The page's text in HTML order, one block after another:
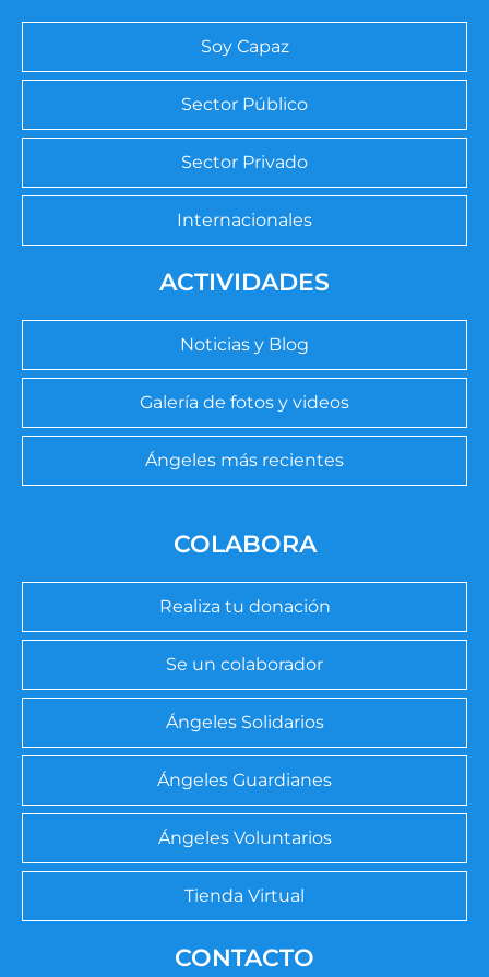
Soy Capaz
Sector Público
Sector Privado
Internacionales
ACTIVIDADES
Noticias y Blog
Galería de fotos y videos
Ángeles más recientes
COLABORA
Realiza tu donación
Se un colaborador
Ángeles Solidarios
Ángeles Guardianes
Ángeles Voluntarios
Tienda Virtual
CONTACTO